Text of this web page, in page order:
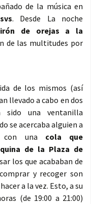
de la música en
. Desde La noche
de orejas a la
de las multitudes por
de los mismos (así
llevado a cabo en dos
sido una ventanilla
se acercaba alguien a
con una cola que
de la Plaza de
los que acababan de
y recoger son
a la vez. Esto, a su
(de 19:00 a 21:00)